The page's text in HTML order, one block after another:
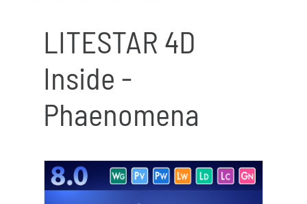
LITESTAR 4D
Inside -
Phaenomena